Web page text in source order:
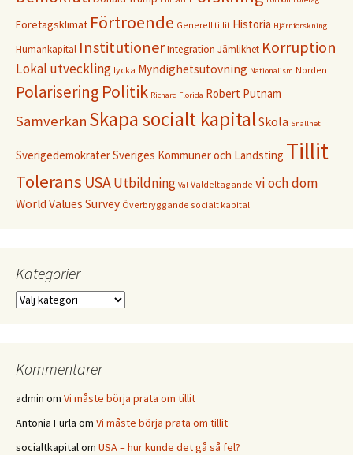
Företagsklimat Förtroende Generell tillit Historia Hjärnforskning
Humankapital InstitutionerIntegration Jämlikhet Korruption
Lokal utveckling lycka Myndighetsutövning Nationalism Norden
Polarisering Politik Richard Florida Robert Putnam
Samverkan Skapa socialt kapitalSkola Snällhet
SverigedemokraterSveriges Kommuner och Landsting Tillit
Tolerans USAUtbildning Val Valdeltagande vi och dom
World Values Survey Överbryggande socialt kapital
Kategorier
Kategorier
Kommentarer
admin om Vi måste börja prata om tillit
Antonia Furla om Vi måste börja prata om tillit
socialtkapitalom USA – hur kunde det gå så fel?